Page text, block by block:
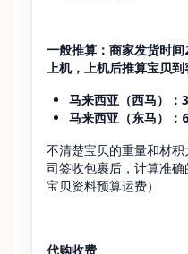
一般推算：商家发货时
上机，上机后推算宝贝
马来西亚（西马）：
马来西亚（东马）：
不清楚宝贝的重量和材
司签收包裹后，计算准
宝贝资料预算运费）
代购收费